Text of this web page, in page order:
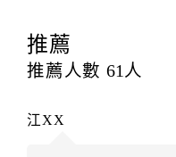
四、訂單異動
訂房者應於 入住前2日
提出申辦不得異動訂單。
辦理取消退款。
推薦
推薦人數 61 人
江XX